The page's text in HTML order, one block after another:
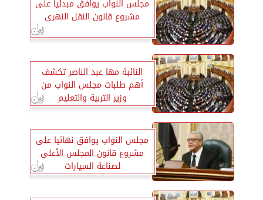
مجلس النواب يوافق مبدئيا على
مشروع قانون النقل النهرى
النائبة مها عبد الناصر تكشف
أهم طلبات مجلس النواب من
وزير التربية والتعليم
مجلس النواب يوافق نهائيا على
مشروع قانون المجلس الأعلى
لصناعة السيارات